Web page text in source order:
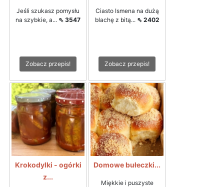
Jeśli szukasz pomysłu
na szybkie, a... ⇖ 3547
Zobacz przepis!
Ciasto Ismena na dużą
blachę z bitą... ⇖ 2402
Zobacz przepis!
Krokodylki - ogórki
z...
Domowe bułeczki...
Miękkie i puszyste